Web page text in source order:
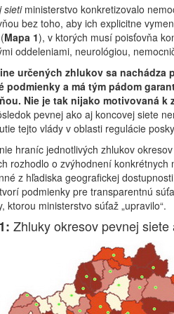
sietiministerstvo konkretizovalo
bez toho, aby ich explicitne
Mapa 1), v ktorých musí poisťovňa
oddeleniami, neurológiou,
určených zhlukov sa nachádza
podmienky a má tým pádom
Nie je tak nijako motivovaná
pevnej ako aj koncovej siete
tejto vlády v oblasti regulácie
hraníc jednotlivých zhlukov
rozhodlo o zvýhodnení konkrétnych
z hľadiska geografickej
podmienky pre transparentnú
ktorou ministerstvo súťaž „upravilo“.
Zhluky okresov pevnej